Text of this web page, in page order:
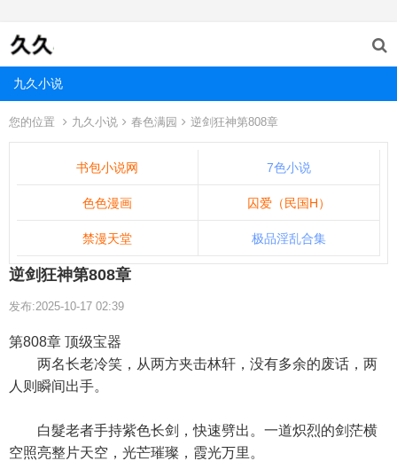
九久小说
您的位置 九久小说 春色满园 逆剑狂神第808章
书包小说网 7色小说
色色漫画 囚爱（民国H）
禁漫天堂 极品淫乱合集
逆剑狂神第808章
发布:2025-10-17 02:39
第808章 顶级宝器
两名长老冷笑，从两方夹击林轩，没有多余的废话，两
人则瞬间出手。
白髮老者手持紫色长剑，快速劈出。一道炽烈的剑茫横
空照亮整片天空，光芒璀璨，霞光万里。